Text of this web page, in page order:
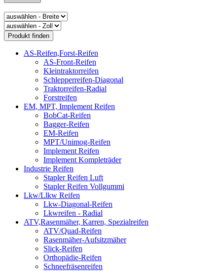
AS-Reifen,Forst-Reifen
AS-Front-Reifen
Kleintraktorreifen
Schlepperreifen-Diagonal
Traktorreifen-Radial
Forstreifen
EM, MPT, Implement Reifen
BobCat-Reifen
Bagger-Reifen
EM-Reifen
MPT/Unimog-Reifen
Implement Reifen
Implement Kompleträder
Industrie Reifen
Stapler Reifen Luft
Stapler Reifen Vollgummi
Lkw/Llkw Reifen
Lkw-Diagonal-Reifen
Lkwreifen - Radial
ATV,Rasenmäher, Karren, Spezialreifen
ATV/Quad-Reifen
Rasenmäher-Aufsitzmäher
Slick-Reifen
Orthopädie-Reifen
Schneefräsenreifen